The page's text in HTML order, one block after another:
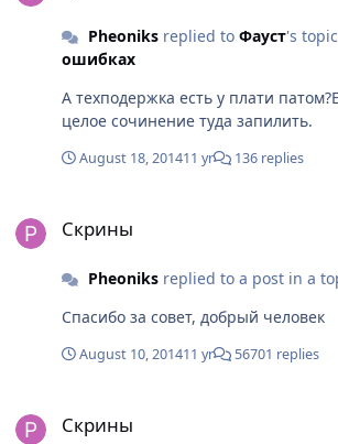
Pheoniksreplied to Фауст's
ошибках
А техподержка есть у плати
целое сочинение туда запилить.
August 18, 201411 yr 136 replies
Скрины
Pheoniksreplied to a post in a
Спасибо за совет, добрый человек
August 10, 201411 yr 56701 replies
Скрины